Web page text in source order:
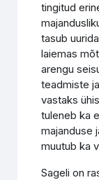
tingitud
tasub
laiemas
arengu
teadmiste
vastaks
tuleneb ka
majanduse
muutub ka
Sageli on